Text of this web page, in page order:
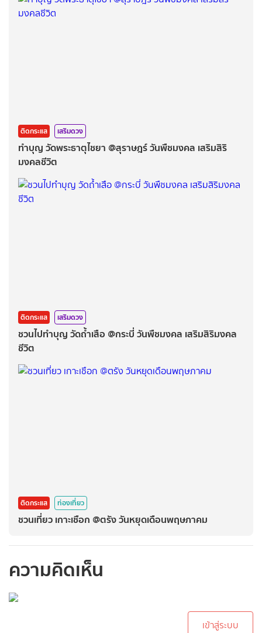
ติดกระแส เสริมดวง
ทำบุญ วัดพระธาตุไชยา @สุราษฎร์ วันพืชมงคล เสริมสิริ
มงคลชีวิต
ติดกระแส เสริมดวง
ชวนไปทำบุญ วัดถ้ำเสือ @กระบี่ วันพืชมงคล เสริมสิริมงคล
ชีวิต
ติดกระแส ท่องเที่ยว
ชวนเที่ยว เกาะเชือก @ตรัง วันหยุดเดือนพฤษภาคม
ความคิดเห็น
เข้าสู่ระบบ